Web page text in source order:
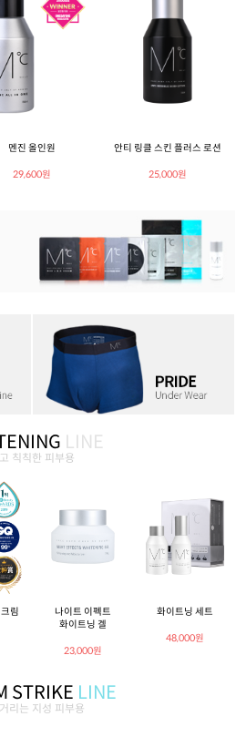
멘진 올인원
29,600원
안티 링클 스킨 플러스 로션
25,000원
LINE
칙칙한 피부용
림
나이트 이펙트
화이트닝 겔
23,000원
화이트닝 세트
48,000원
STRIKE LINE
리는 지성 피부용